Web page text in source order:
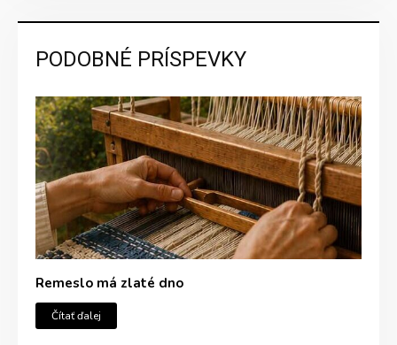
PODOBNÉ PRÍSPEVKY
Remeslo má zlaté dno
Čítať ďalej